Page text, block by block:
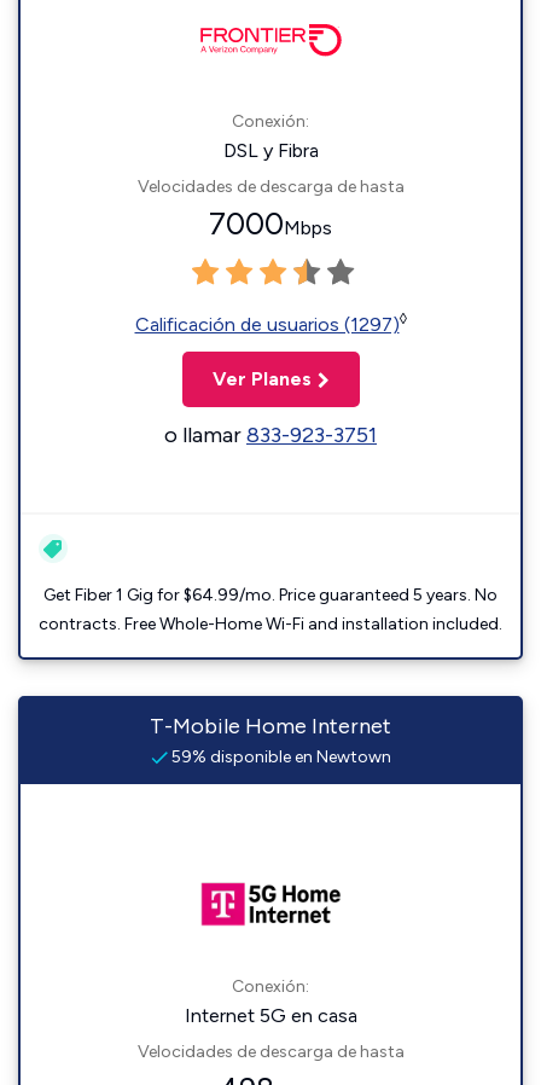
Conexión:
DSL y Fibra
Velocidades de descarga de hasta
7000Mbps
Calificación de usuarios (1297)◊
Ver Planes
o llamar833-923-3751
Get Fiber 1 Gig for $64.99/mo. Price guaranteed 5 years. No
contracts. Free Whole-Home Wi-Fi and installation included.
T-Mobile Home Internet
59% disponible en Newtown
Conexión:
Internet 5G en casa
Velocidades de descarga de hasta